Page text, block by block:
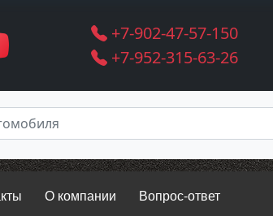
+7-902-47-57-150
+7-952-315-63-26
О компании Вопрос-ответ